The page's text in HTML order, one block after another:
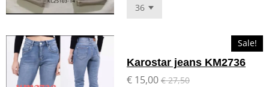
Sale!
Karostar jeans KM2736
€ 15,00 € 27,50